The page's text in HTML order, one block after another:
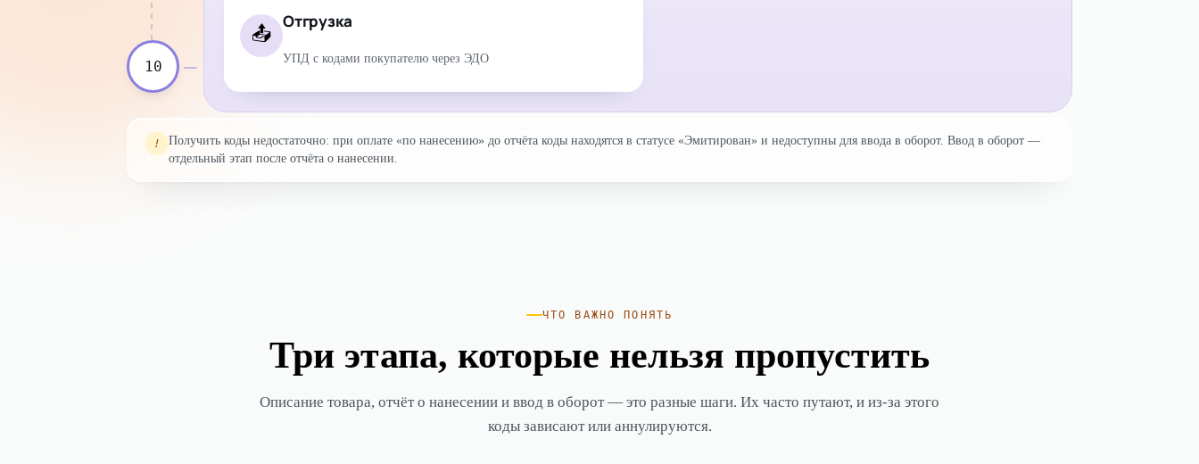
10
📤
Отгрузка
УПД с кодами покупателю через ЭДО
!
Получить коды недостаточно: при оплате «по нанесению» до отчёта коды находятся в статусе «Эмитирован» и недоступны для ввода в оборот. Ввод в оборот —
отдельный этап после отчёта о нанесении.
ЧТО ВАЖНО ПОНЯТЬ
Три этапа, которые нельзя пропустить
Описание товара, отчёт о нанесении и ввод в оборот — это разные шаги. Их часто путают, и из-за этого
коды зависают или аннулируются.